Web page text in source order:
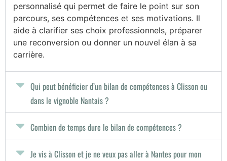
personnalisé qui permet de faire le point sur son
parcours, ses compétences et ses motivations. Il
aide à clarifier ses choix professionnels, préparer
une reconversion ou donner un nouvel élan à sa
carrière.
Qui peut bénéficier d’un bilan de compétences à Clisson ou
dans le vignoble Nantais ?
Combien de temps dure le bilan de compétences ?
Je vis à Clisson et je ne veux pas aller à Nantes pour mon